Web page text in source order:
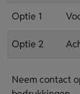
Optie 1
Optie 2
Neem contact